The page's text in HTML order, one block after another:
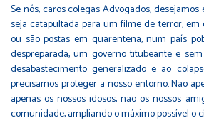
Se nós, caros colegas Advogados,
seja catapultada para um filme de terror, em
ou são postas em quarentena, num país
despreparada, um governo titubeante e
desabastecimento generalizado e ao
precisamos proteger a nosso entorno. Não
apenas os nossos idosos, não os nossos
comunidade, ampliando o máximo possível o